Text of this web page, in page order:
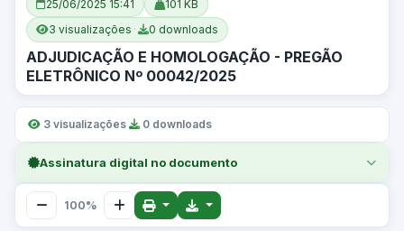
25/06/2025 15:41
101 KB
3 visualizações · 0 downloads
ADJUDICAÇÃO E HOMOLOGAÇÃO - PREGÃO
ELETRÔNICO Nº 00042/2025
3 visualizações 0 downloads
Assinatura digital no documento
100%